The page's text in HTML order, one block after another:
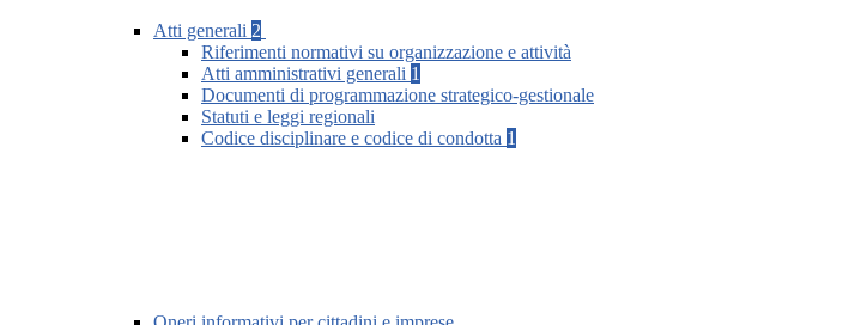
Atti generali 2
Riferimenti normativi su organizzazione e attività
Atti amministrativi generali 1
Documenti di programmazione strategico-gestionale
Statuti e leggi regionali
Codice disciplinare e codice di condotta 1